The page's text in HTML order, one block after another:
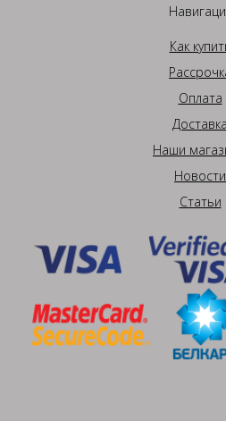
Как
Оплата
Доставка
Наши
Новости
Статьи